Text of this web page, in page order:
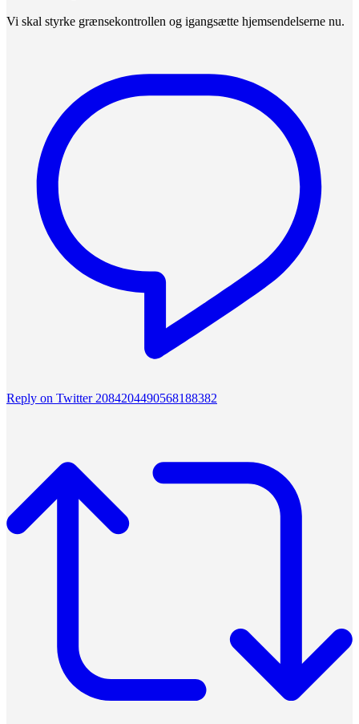
Vi skal styrke grænsekontrollen og igangsætte hjemsendelserne nu.
Reply on Twitter 2084204490568188382